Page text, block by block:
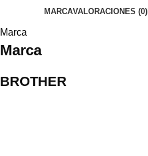
MARCAVALORACIONES (0)
Marca
Marca
BROTHER